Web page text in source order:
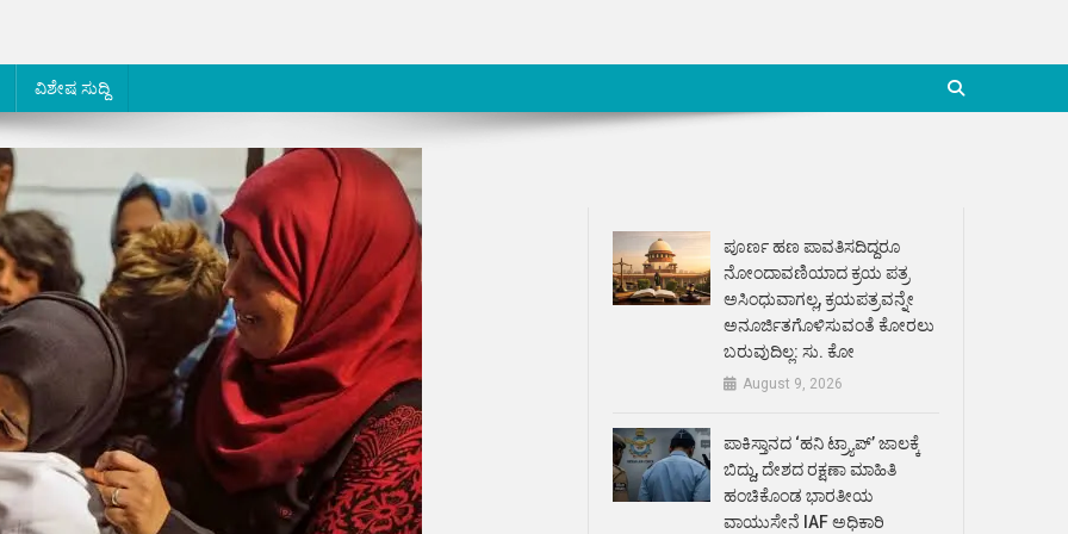
ವಿಶೇಷ ಸುದ್ದಿ
ಪೂರ್ಣ ಹಣ ಪಾವತಿಸದಿದ್ದರೂ
ನೋಂದಾವಣಿಯಾದ ಕ್ರಯ ಪತ್ರ
ಅಸಿಂಧುವಾಗಲ್ಲ, ಕ್ರಯಪತ್ರವನ್ನೇ
ಅನೂರ್ಜಿತಗೊಳಿಸುವಂತೆ ಕೋರಲು
ಬರುವುದಿಲ್ಲ: ಸು. ಕೋ
August 9, 2026
ಪಾಕಿಸ್ತಾನದ ‘ಹನಿ ಟ್ರ್ಯಾಪ್’ ಜಾಲಕ್ಕೆ
ಬಿದ್ದು, ದೇಶದ ರಕ್ಷಣಾ ಮಾಹಿತಿ
ಹಂಚಿಕೊಂಡ ಭಾರತೀಯ
ವಾಯುಸೇನೆ IAF ಅಧಿಕಾರಿ